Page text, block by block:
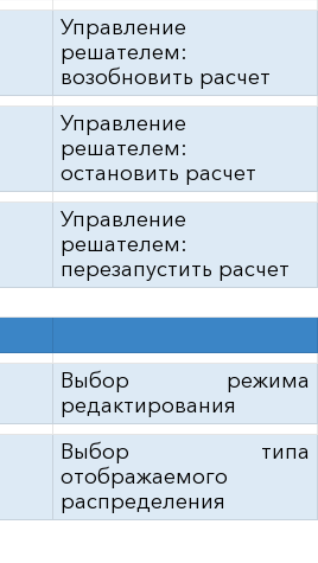
Управление
решателем:
возобновить расчет
Управление
решателем:
остановить расчет
Управление
решателем:
перезапустить расчет
Выбор режима
редактирования
Выбор типа
отображаемого
распределения